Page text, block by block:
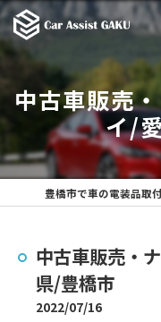
中古車販売
イ/
中古車販売・
県/豊橋市
2022/07/16